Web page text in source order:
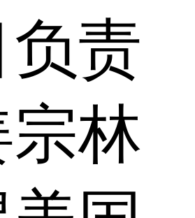
责
宗林